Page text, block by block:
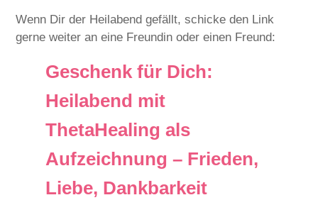
Wenn Dir der Heilabend gefällt, schicke den Link
gerne weiter an eine Freundin oder einen Freund:
Geschenk für Dich:
Heilabend mit
ThetaHealing als
Aufzeichnung – Frieden,
Liebe, Dankbarkeit